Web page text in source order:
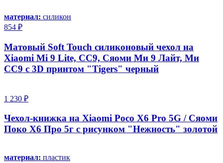
материал: силикон
854 ₽
Матовый Soft Touch силиконовый чехол на
Xiaomi Mi 9 Lite, CC9, Сяоми Ми 9 Лайт, Ми
СС9 с 3D принтом "Tigers" черный
1 230 ₽
Чехол-книжка на Xiaomi Poco X6 Pro 5G / Сяоми
Поко Х6 Про 5г с рисунком "Нежность" золотой
материал: пластик